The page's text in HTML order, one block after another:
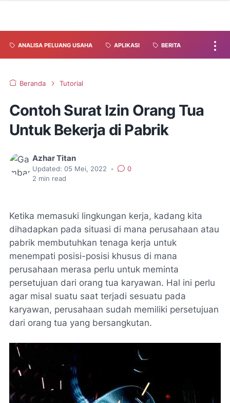
ANALISA PELUANG USAHA APLIKASI BERITA
Beranda Tutorial
Contoh Surat Izin Orang Tua
Untuk Bekerja di Pabrik
Azhar Titan
Updated: 05 Mei, 2022 •
0
2 min read
Ketika memasuki lingkungan kerja, kadang kita
dihadapkan pada situasi di mana perusahaan atau
pabrik membutuhkan tenaga kerja untuk
menempati posisi-posisi khusus di mana
perusahaan merasa perlu untuk meminta
persetujuan dari orang tua karyawan. Hal ini perlu
agar misal suatu saat terjadi sesuatu pada
karyawan, perusahaan sudah memiliki persetujuan
dari orang tua yang bersangkutan.